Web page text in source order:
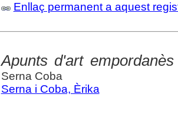
Enllaç permanent a aquest
Apunts d'art
Serna Coba
Serna i Coba, Èrika